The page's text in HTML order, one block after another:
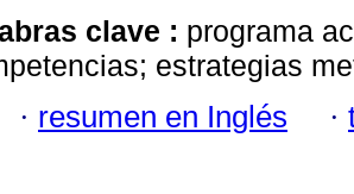
clave : programa
estrategias
· resumen en Inglés ·